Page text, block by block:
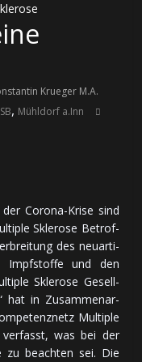
Krueger M.A.
, Mühldorf a.Inn
der Corona-Krise sind
Sklerose Be­trof­
des neu­ar­ti­
Impf­stof­fe und den
Skle­ro­se Ge­sell­
hat in Zu­sam­men­ar­
Mul­tip­le
was bei der
zu be­ach­ten sei. Die